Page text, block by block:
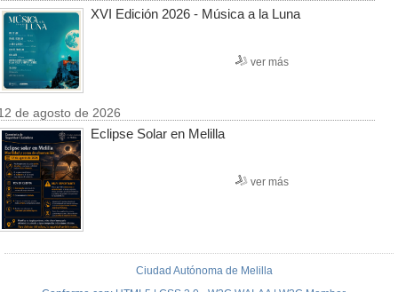
XVI Edición 2026 - Música a la Luna
ver más
de agosto de 2026
Eclipse Solar en Melilla
ver más
Ciudad Autónoma de Melilla